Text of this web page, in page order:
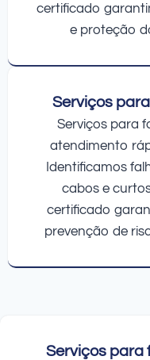
certificado
e proteção
Serviços
Serviços para
atendimento
Identificamos
cabos e
certificado
prevenção de
Serviços para